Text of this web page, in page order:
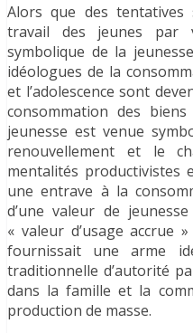
Alors que des tentatives
travail des jeunes par
symbolique de la
idéologues de la
et l’adolescence sont
consommation des
jeunesse est venue
renouvellement et le
mentalités productivistes
une entrave à la
d’une valeur de
« valeur d’usage accrue
fournissait une arme
traditionnelle d’autorité
dans la famille et la
production de masse.